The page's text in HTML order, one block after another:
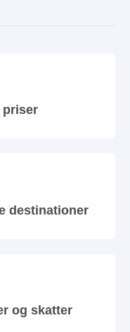
priser
destinationer
og skatter